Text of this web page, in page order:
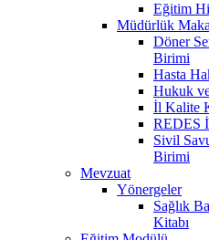
Eğitim
Müdürlük
Döner
Birimi
Hasta
Hukuk
İl Kalite
REDES
Sivil
Birimi
Mevzuat
Yönergeler
Sağlık
Kitabı